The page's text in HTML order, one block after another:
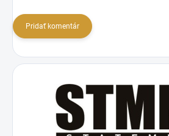
Pridať komentár